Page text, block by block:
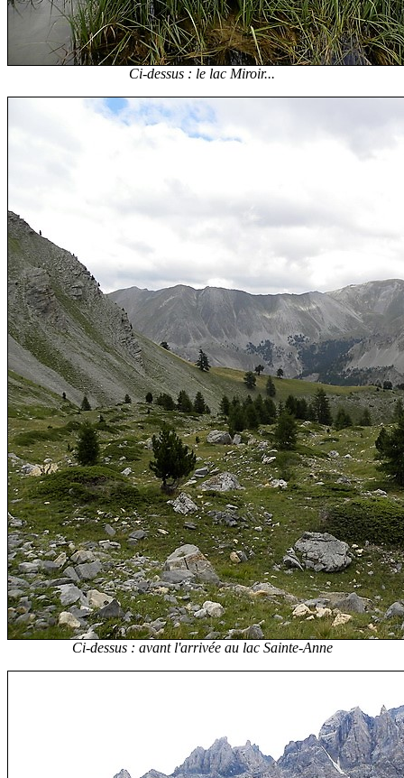
Ci-dessus : le lac Miroir...
Ci-dessus : avant l'arrivée au lac Sainte-Anne